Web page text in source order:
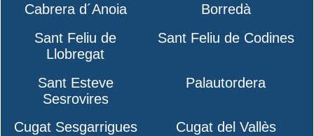
Cabrera d´Anoia
Borredà
Sant Feliu de
Llobregat
Sant Feliu de Codines
Sant Esteve
Sesrovires
Palautordera
Cugat Sesgarrigues
Cugat del Vallès